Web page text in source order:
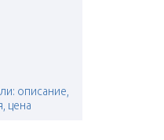
описание,
цена